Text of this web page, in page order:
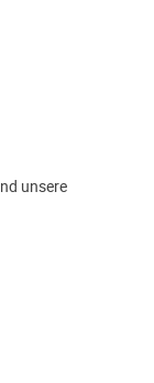
unsere